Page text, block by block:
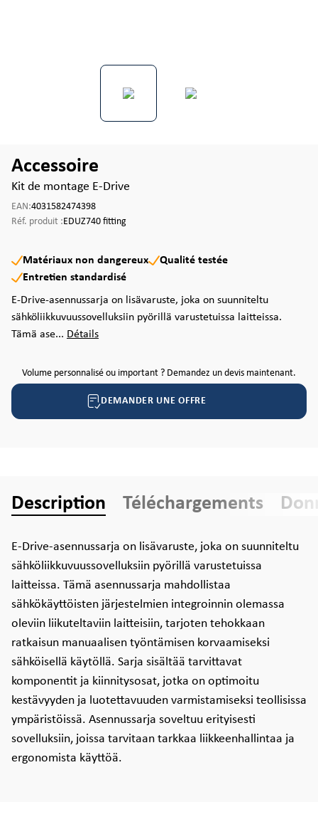
Accessoire
Kit de montage E-Drive
EAN:4031582474398
Réf. produit :EDUZ740 fitting
Matériaux non dangereux
Qualité testée
Entretien standardisé
E-Drive-asennussarja on lisävaruste, joka on suunniteltu
sähköliikkuvuussovelluksiin pyörillä varustetuissa laitteissa.
Tämä ase... Détails
Volume personnalisé ou important ? Demandez un devis maintenant.
DEMANDER UNE OFFRE
Description Téléchargements
E-Drive-asennussarja on lisävaruste, joka on suunniteltu
sähköliikkuvuussovelluksiin pyörillä varustetuissa
laitteissa. Tämä asennussarja mahdollistaa
sähkökäyttöisten järjestelmien integroinnin olemassa
oleviin liikuteltaviin laitteisiin, tarjoten tehokkaan
ratkaisun manuaalisen työntämisen korvaamiseksi
sähköisellä käytöllä. Sarja sisältää tarvittavat
komponentit ja kiinnitysosat, jotka on optimoitu
kestävyyden ja luotettavuuden varmistamiseksi teollisissa
ympäristöissä. Asennussarja soveltuu erityisesti
sovelluksiin, joissa tarvitaan tarkkaa liikkeenhallintaa ja
ergonomista käyttöä.